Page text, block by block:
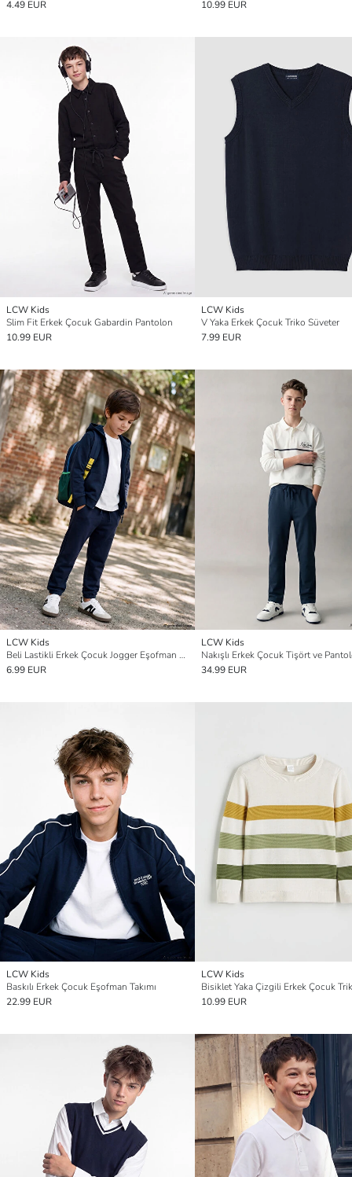
4.49 EUR 10.99 EUR
LCW Kids
Slim Fit Erkek Çocuk Gabardin Pantolon
10.99 EUR
LCW Kids
V Yaka Erkek Çocuk Triko Süveter
7.99 EUR
LCW Kids
Beli Lastikli Erkek Çocuk Jogger Eşofman Altı
6.99 EUR
LCW Kids
Nakışlı Erkek Çocuk Tişört ve
34.99 EUR
LCW Kids
Baskılı Erkek Çocuk Eşofman Takımı
22.99 EUR
LCW Kids
10.99 EUR